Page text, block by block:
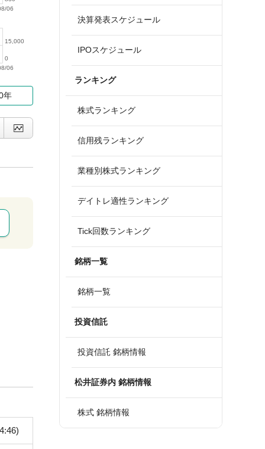
06
06
0
15,000
年
決算発表スケジュール
IPOスケジュール
ランキング
株式ランキング
信用残ランキング
業種別株式ランキング
デイトレ適性ランキング
Tick回数ランキング
銘柄一覧
銘柄一覧
投資信託
投資信託 銘柄情報
松井証券内 銘柄情報
株式 銘柄情報